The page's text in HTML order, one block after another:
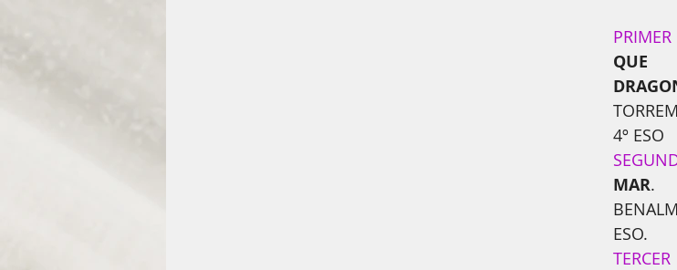
4º ESO
MAR.
ESO.